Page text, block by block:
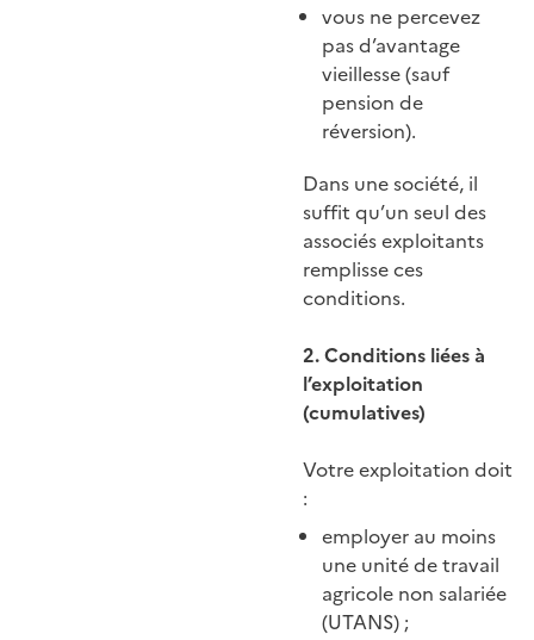
vous ne percevez
pas d’avantage
vieillesse (sauf
pension de
réversion).
Dans une société, il
suffit qu’un seul des
associés exploitants
remplisse ces
conditions.
2. Conditions liées à
l’exploitation
(cumulatives)
Votre exploitation doit
:
employer au moins
une unité de travail
agricole non salariée
(UTANS) ;